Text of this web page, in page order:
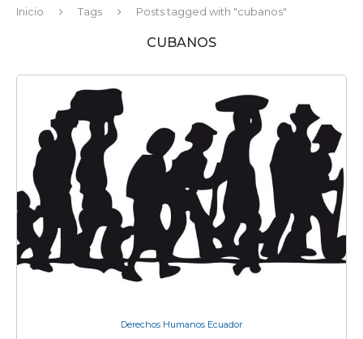
Inicio Tags Posts tagged with "cubanos"
CUBANOS
Derechos Humanos Ecuador